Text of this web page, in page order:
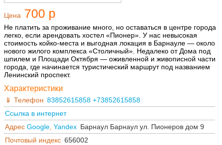
Цена 700 р
Не платить за проживание много, но оставаться в центре города
легко, если арендовать хостел «Пионер». У нас невысокая
стоимость койко-места и выгодная локация в Барнауле — около
нового жилого комплекса «Столичный». Недалеко от Дома под
шпилем и Площади Октября — оживленной и живописной части
города, где начинается туристический маршрут под названием
Ленинский проспект.
Характеристики
Телефон 83852615858 +73852615858
Ссылка в интернет
Адрес Google, Yandex Барнаул Барнаул ул. Пионеров дом 9
Почтовый индекс 656002